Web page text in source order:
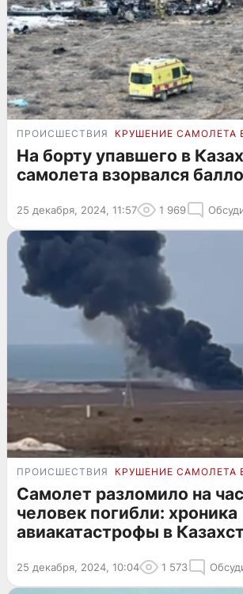
ПРОИСШЕСТВИЯ КРУШЕНИЕ САМОЛЕТА
На борту упавшего в
самолета взорвался
25 декабря, 2024, 11:57 1 969
ПРОИСШЕСТВИЯ КРУШЕНИЕ САМОЛЕТА
Самолет разломило на
человек погибли: хроника
авиакатастрофы в
25 декабря, 2024, 10:04 1 573